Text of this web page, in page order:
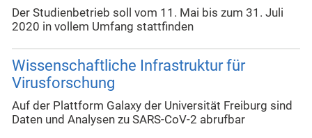
Der Studienbetrieb soll vom 11. Mai bis zum 31. Juli
2020 in vollem Umfang stattfinden
Wissenschaftliche Infrastruktur für
Virusforschung
Auf der Plattform Galaxy der Universität Freiburg sind
Daten und Analysen zu SARS-CoV-2 abrufbar